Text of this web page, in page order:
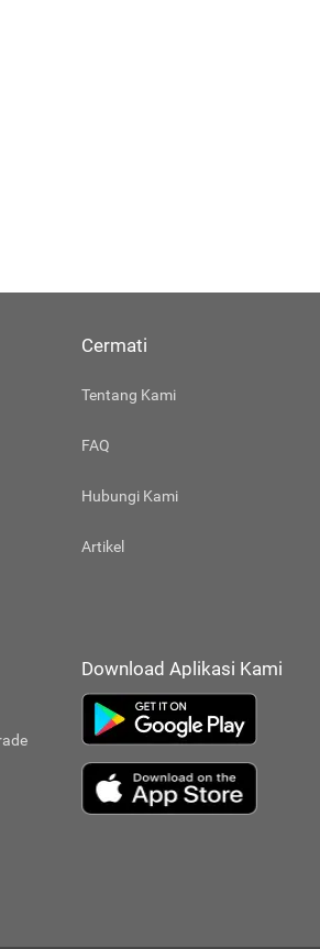
Cermati
Tentang Kami
FAQ
Hubungi Kami
Artikel
Download Aplikasi Kami